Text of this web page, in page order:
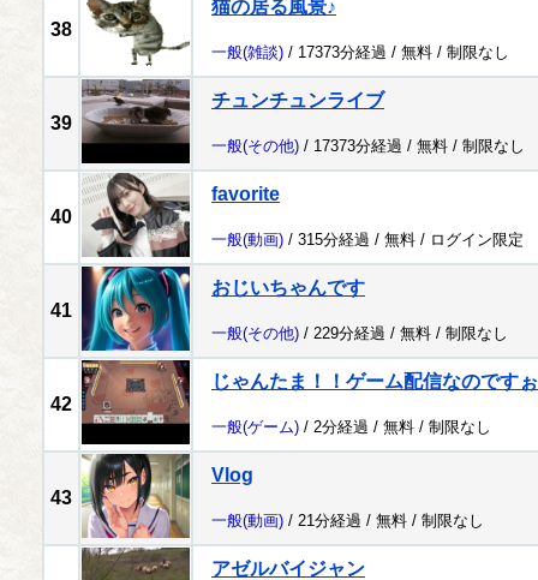
38
猫の居る風景♪
一般(雑談) / 17373分経過 / 無料 / 制限なし
39
チュンチュンライブ
一般(その他) / 17373分経過 / 無料 / 制限なし
40
favorite
一般(動画) / 315分経過 / 無料 / ログイン限定
41
おじいちゃんです
一般(その他) / 229分経過 / 無料 / 制限なし
42
じゃんたま！！ゲーム配信なのです
一般(ゲーム) / 2分経過 / 無料 / 制限なし
43
Vlog
一般(動画) / 21分経過 / 無料 / 制限なし
アゼルバイジャン